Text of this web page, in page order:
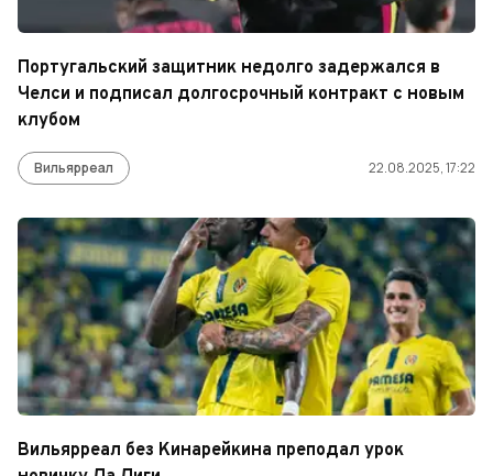
Португальский защитник недолго задержался в
Челси и подписал долгосрочный контракт с новым
клубом
Вильярреал 22.08.2025, 17:22
Вильярреал без Кинарейкина преподал урок